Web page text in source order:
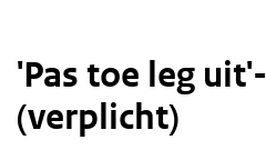
'Pas toe leg
(verplicht)